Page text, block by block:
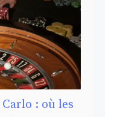
: où les